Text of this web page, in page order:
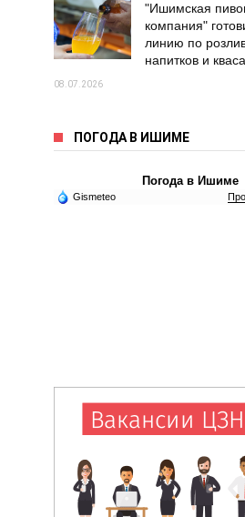
"Ишимская
компания"
линию по
напитков и кваса
08.07.2026
ПОГОДА В ИШИМЕ
Погода в Ишиме
Gismeteo